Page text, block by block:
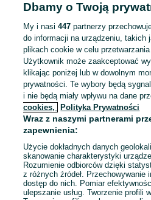
alufelgi
VOLVO
XC60
2 149 zł
alufelgi
NOWE!
Dbamy o Twoją
My i nasi447 partnerzy
do informacji na urządzeniu, takich
plikach cookie w celu
Użytkownik może zaakceptować
klikając poniżej lub w dowolnym
prywatności. Te wybory będą
i nie będą miały wpływu na dane
cookies,
Polityka Prywatności
Wraz z naszymi partnerami
zapewnienia:
Użycie dokładnych danych
skanowanie charakterystyki
Rozumienie odbiorców dzięki
z różnych źródeł. Przechowywanie
dostęp do nich. Pomiar
ulepszanie usług. Tworzenie profili